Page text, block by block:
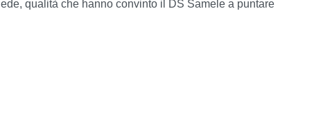
qualità che hanno convinto il DS Samele a puntare